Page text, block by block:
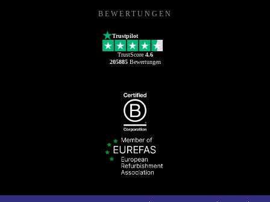
BEWERTUNGEN
Trustpilot
TrustScore 4.6
205885Bewertungen